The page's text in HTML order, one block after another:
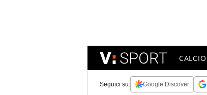
CALCIO
Seguici su: Google Discover